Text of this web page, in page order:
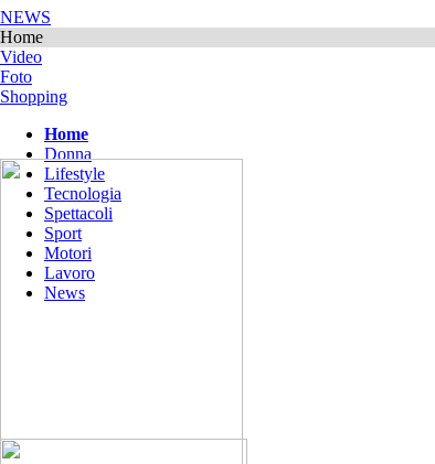
NEWS
Home
Video
Foto
Shopping
Home
Donna
Lifestyle
Tecnologia
Spettacoli
Sport
Motori
Lavoro
News